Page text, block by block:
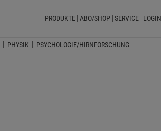
PRODUKTE ABO/SHOP SERVICE LOGIN
PHYSIK PSYCHOLOGIE/HIRNFORSCHUNG